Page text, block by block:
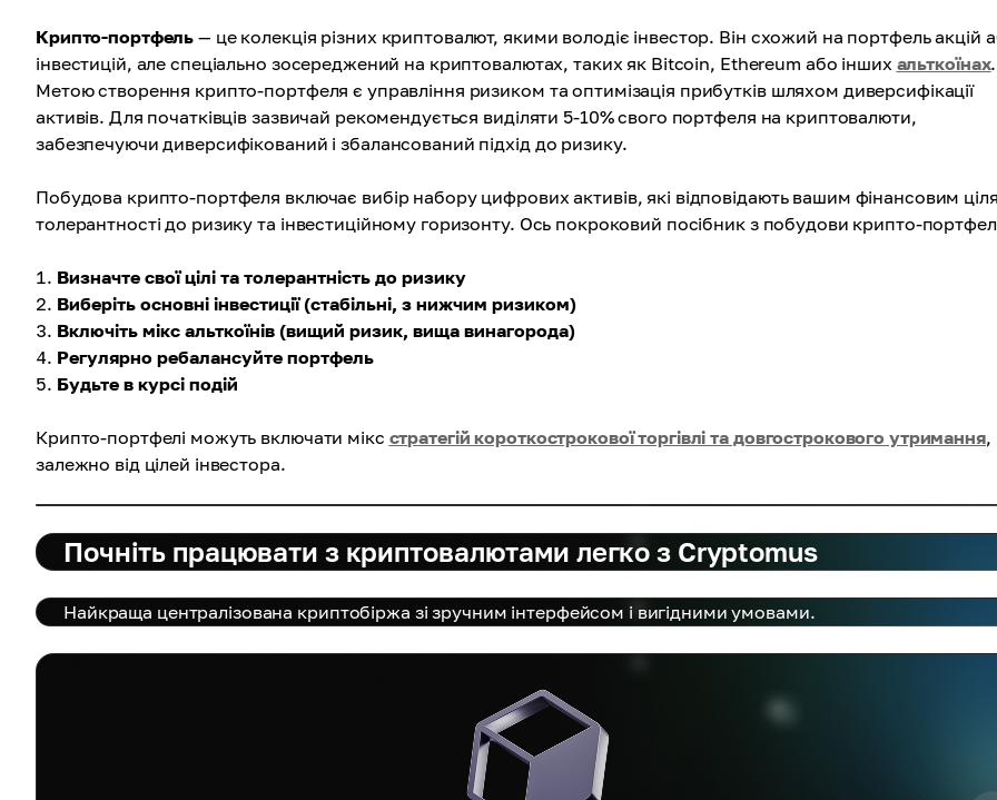
Крипто-портфель — це колекція різних криптовалют, якими володіє інвестор. Він схожий на портфель акцій
інвестицій, але спеціально зосереджений на криптовалютах, таких як Bitcoin, Ethereum або інших альткоїнах.
Метою створення крипто-портфеля є управління ризиком та оптимізація прибутків шляхом диверсифікації
активів. Для початківців зазвичай рекомендується виділяти 5-10% свого портфеля на криптовалюти,
забезпечуючи диверсифікований і збалансований підхід до ризику.
Побудова крипто-портфеля включає вибір набору цифрових активів, які відповідають вашим фінансовим
толерантності до ризику та інвестиційному горизонту. Ось покроковий посібник з побудови крипто-
Визначте свої цілі та толерантність до ризику
Виберіть основні інвестиції (стабільні, з нижчим ризиком)
Включіть мікс альткоїнів (вищий ризик, вища винагорода)
Регулярно ребалансуйте портфель
Будьте в курсі подій
Крипто-портфелі можуть включати мікс стратегій короткострокової торгівлі та довгострокового утримання,
залежно від цілей інвестора.
Почніть працювати з криптовалютами легко з Cryptomus
Найкраща централізована криптобіржа зі зручним інтерфейсом і вигідними умовами.